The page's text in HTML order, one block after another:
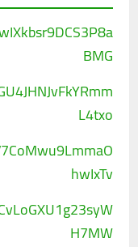
BMG
L4txo
hwIxTv
H7MW